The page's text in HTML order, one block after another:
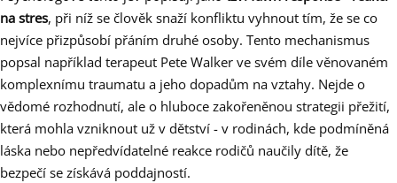
na stres, při níž se člověk snaží konfliktu vyhnout tím, že se co
nejvíce přizpůsobí přáním druhé osoby. Tento mechanismus
popsal například terapeut Pete Walker ve svém díle věnovaném
komplexnímu traumatu a jeho dopadům na vztahy. Nejde o
vědomé rozhodnutí, ale o hluboce zakořeněnou strategii přežití,
která mohla vzniknout už v dětství - v rodinách, kde podmíněná
láska nebo nepředvídatelné reakce rodičů naučily dítě, že
bezpečí se získává poddajností.